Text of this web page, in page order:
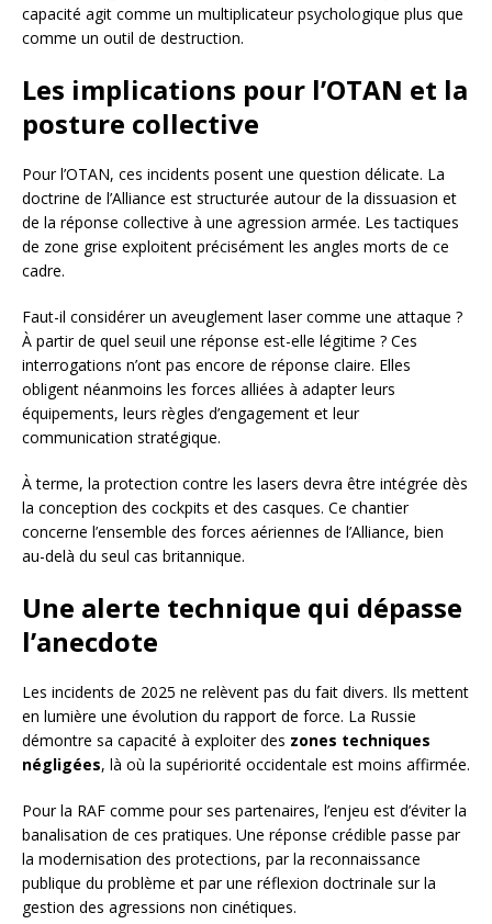
capacité agit comme un multiplicateur psychologique plus que
comme un outil de destruction.
Les implications pour l’OTAN et la
posture collective
Pour l’OTAN, ces incidents posent une question délicate. La
doctrine de l’Alliance est structurée autour de la dissuasion et
de la réponse collective à une agression armée. Les tactiques
de zone grise exploitent précisément les angles morts de ce
cadre.
Faut-il considérer un aveuglement laser comme une attaque ?
À partir de quel seuil une réponse est-elle légitime ? Ces
interrogations n’ont pas encore de réponse claire. Elles
obligent néanmoins les forces alliées à adapter leurs
équipements, leurs règles d’engagement et leur
communication stratégique.
À terme, la protection contre les lasers devra être intégrée dès
la conception des cockpits et des casques. Ce chantier
concerne l’ensemble des forces aériennes de l’Alliance, bien
au-delà du seul cas britannique.
Une alerte technique qui dépasse
l’anecdote
Les incidents de 2025 ne relèvent pas du fait divers. Ils mettent
en lumière une évolution du rapport de force. La Russie
démontre sa capacité à exploiter des zones techniques
négligées, là où la supériorité occidentale est moins affirmée.
Pour la RAF comme pour ses partenaires, l’enjeu est d’éviter la
banalisation de ces pratiques. Une réponse crédible passe par
la modernisation des protections, par la reconnaissance
publique du problème et par une réflexion doctrinale sur la
gestion des agressions non cinétiques.